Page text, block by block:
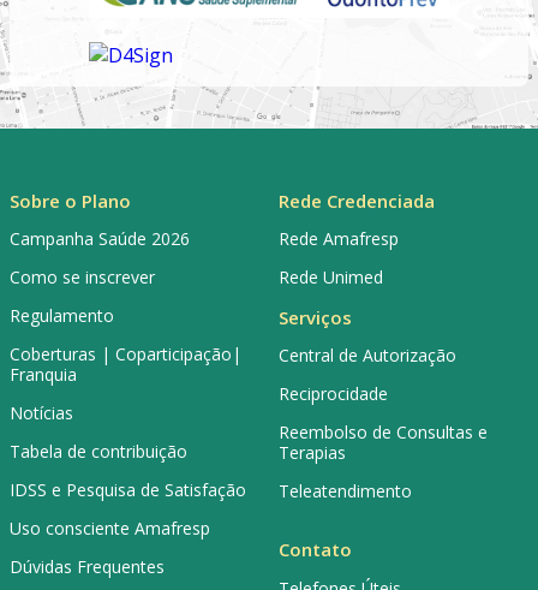
Sobre o Plano
Campanha Saúde 2026
Como se inscrever
Regulamento
Coberturas | Coparticipação|
Franquia
Notícias
Tabela de contribuição
IDSS e Pesquisa de Satisfação
Uso consciente Amafresp
Dúvidas Frequentes
Rede Credenciada
Rede Amafresp
Rede Unimed
Serviços
Central de Autorização
Reciprocidade
Reembolso de Consultas e
Terapias
Teleatendimento
Contato